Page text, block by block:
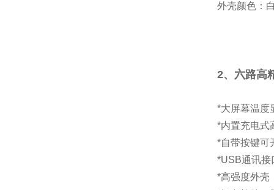
外壳颜色：
2、 六路高
*大屏幕温度
*内置充电式
*自带按键可
*USB通讯接
*高强度外壳